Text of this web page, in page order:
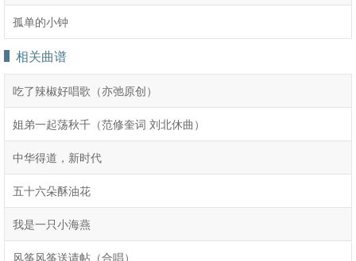
孤单的小钟
相关曲谱
吃了辣椒好唱歌（亦弛原创）
姐弟一起荡秋千（范修奎词 刘北休曲）
中华得道，新时代
五十六朵酥油花
我是一只小海燕
风筝风筝送请帖（合唱）